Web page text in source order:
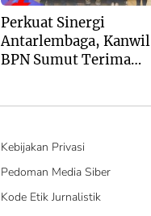
Perkuat Sinergi
Antarlembaga, Kanwil
BPN Sumut Terima
Kebijakan Privasi
Pedoman Media Siber
Kode Etik Jurnalistik